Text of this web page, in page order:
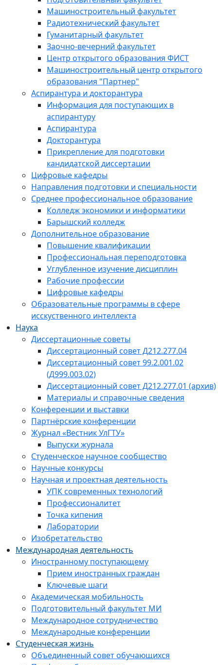
Машиностроительный факультет
Радиотехнический факультет
Гуманитарный факультет
Заочно-вечерний факультет
Центр открытого образования ФИСТ
Машиностроительный центр открытого
образования "Партнер"
Аспирантура и докторантура
Информация для поступающих в
аспирантуру
Аспирантура
Докторантура
Прикрепление для подготовки
кандидатской диссертации
Цифровые кафедры
Направления подготовки и специальности
Среднее профессиональное образование
Колледж экономики и информатики
Барышский колледж
Дополнительное образование
Повышение квалификации
Профессиональная переподготовка
Углубленное изучение дисциплин
Рабочие профессии
Цифровые кафедры
Образовательные программы в сфере
исскуственного интеллекта
Наука
Диссертационные советы
Диссертационный совет Д212.277.04
Диссертационный совет 99.2.001.02
(Д999.003.02)
Диссертационный совет Д212.277.01 (архив)
Материалы и справочные сведения
Конференции и выставки
Партнёрские конференции
Журнал «Вестник УлГТУ»
Выпуски журнала
Студенческое научное сообщество
Научные конкурсы
Научная и проектная деятельность
УПК современных технологий
Профессионалитет
Точка кипения
Лаборатории
Изобретательство
Международная деятельность
Иностранному поступающему
Прием иностранных граждан
Ключевые шаги
Академическая мобильность
Подготовительный факультет МИ
Международное сотрудничество
Международные конференции
Студенческая жизнь
Объединенный совет обучающихся